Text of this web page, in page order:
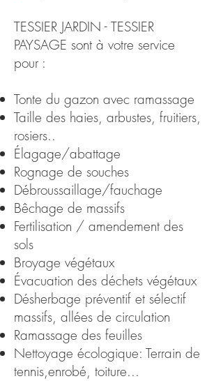
TESSIER JARDIN - TESSIER
PAYSAGE sont à votre service
pour :
Tonte du gazon avec ramassage
Taille des haies, arbustes, fruitiers,
rosiers..
Élagage/abattage
Rognage de souches
Débroussaillage/fauchage
Bêchage de massifs
Fertilisation / amendement des
sols
Broyage végétaux
Évacuation des déchets végétaux
Désherbage préventif et sélectif
massifs, allées de circulation
Ramassage des feuilles
Nettoyage écologique: Terrain de
tennis,enrobé, toiture...